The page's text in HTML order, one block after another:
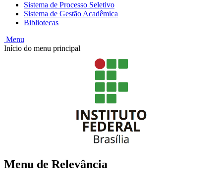
Sistema de Processo Seletivo
Sistema de Gestão Acadêmica
Bibliotecas
Menu
Início do menu principal
Menu de Relevância